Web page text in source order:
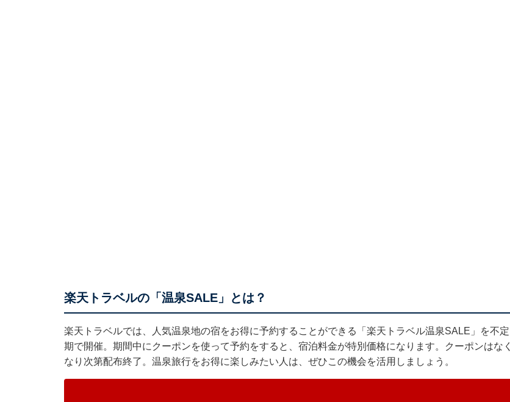
楽天トラベルの「温泉SALE」とは？
楽天トラベルでは、人気温泉地の宿をお得に予約することができる「楽天トラベル温泉SALE」を不定
期で開催。期間中にクーポンを使って予約をすると、宿泊料金が特別価格になります。クーポンはなく
なり次第配布終了。温泉旅行をお得に楽しみたい人は、ぜひこの機会を活用しましょう。